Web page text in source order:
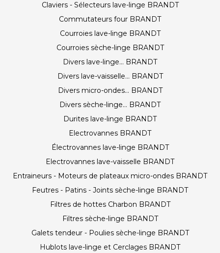
Claviers - Sélecteurs lave-linge BRANDT
Commutateurs four BRANDT
Courroies lave-linge BRANDT
Courroies sèche-linge BRANDT
Divers lave-linge... BRANDT
Divers lave-vaisselle... BRANDT
Divers micro-ondes... BRANDT
Divers sèche-linge... BRANDT
Durites lave-linge BRANDT
Electrovannes BRANDT
Électrovannes lave-linge BRANDT
Electrovannes lave-vaisselle BRANDT
Entraineurs - Moteurs de plateaux micro-ondes BRANDT
Feutres - Patins - Joints sèche-linge BRANDT
Filtres de hottes Charbon BRANDT
Filtres sèche-linge BRANDT
Galets tendeur - Poulies sèche-linge BRANDT
Hublots lave-linge et Cerclages BRANDT